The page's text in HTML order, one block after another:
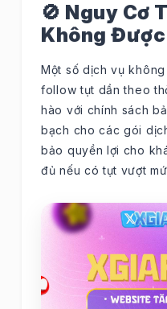
🚫 Nguy Cơ
Không Được
Một số dịch vụ
follow tụt dần theo
hào với chính sách
bạch cho các gói
bảo quyền lợi cho
đủ nếu có tụt vượt